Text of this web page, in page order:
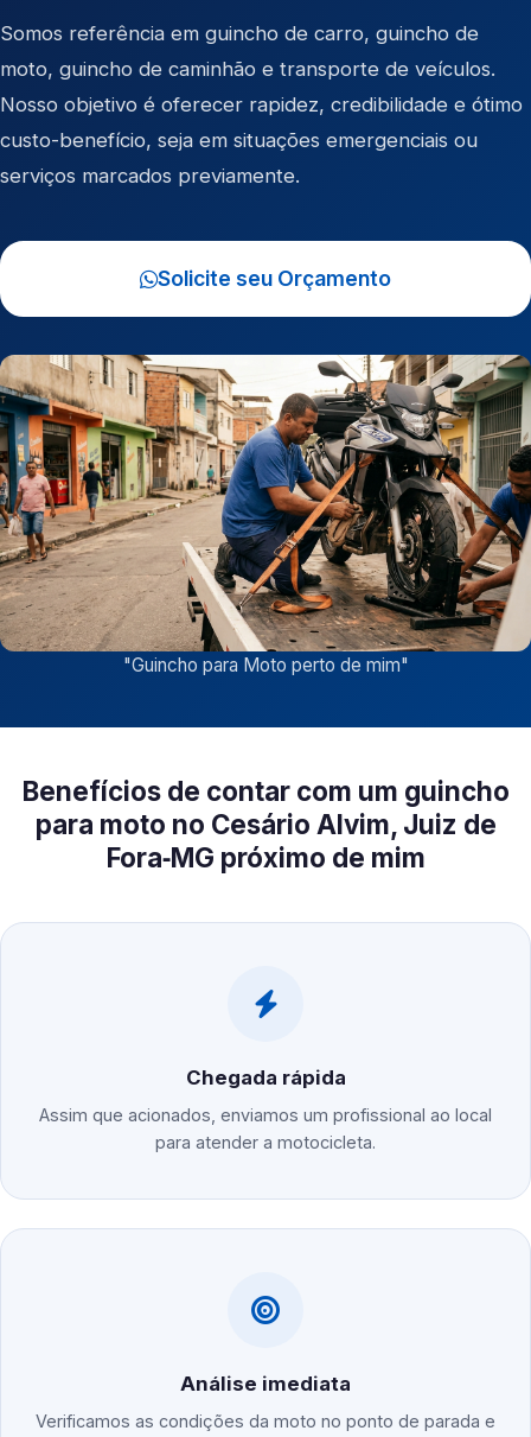
Somos referência em guincho de carro, guincho de
moto, guincho de caminhão e transporte de veículos.
Nosso objetivo é oferecer rapidez, credibilidade e ótimo
custo-benefício, seja em situações emergenciais ou
serviços marcados previamente.
Solicite seu Orçamento
"Guincho para Moto perto de mim"
Benefícios de contar com um guincho
para moto no Cesário Alvim, Juiz de
Fora‑MG próximo de mim
Chegada rápida
Assim que acionados, enviamos um profissional ao local
para atender a motocicleta.
Análise imediata
Verificamos as condições da moto no ponto de parada e